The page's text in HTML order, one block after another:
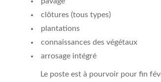
clôtures (tous types)
plantations
connaissances des végétaux
arrosage intégré
Le poste est à pourvoir pour fin